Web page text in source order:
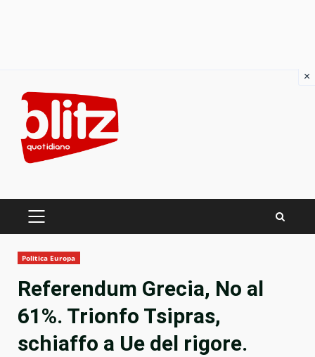
content
PRIMARY
Politica Europa
Referendum Grecia, No al
61%. Trionfo Tsipras,
schiaffo a Ue del rigore.
×